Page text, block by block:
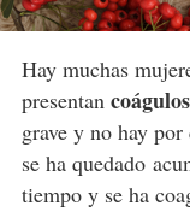
Hay muchas
presentan coágulos
grave y no hay
se ha quedado
tiempo y se ha